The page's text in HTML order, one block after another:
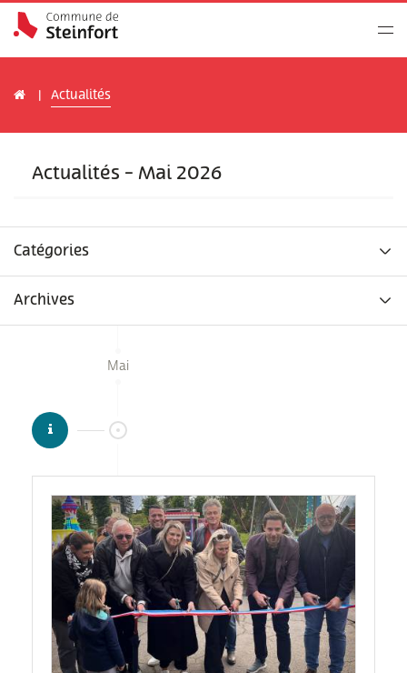
Actualités
Actualités - Mai 2026
Catégories
Archives
Mai